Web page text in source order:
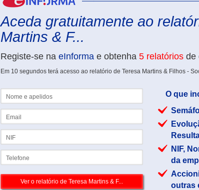
Aceda gratuitamente ao
Martins & F...
Registe-se na eInforma e obtenha 5 relatórios de
Em 10 segundos terá acesso ao relatório de Teresa Martins & Filhos -
O que
NIF,
da
outras